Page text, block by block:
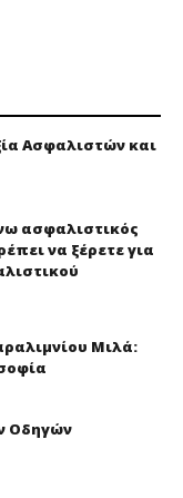
Ασφαλιστών και
ασφαλιστικός
να ξέρετε για
Μιλά:
Οδηγών